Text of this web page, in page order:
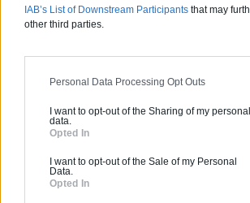
IAB’s List of Downstream Participants that may
other third parties.
Personal Data Processing Opt Outs
I want to opt-out of the Sharing of my personal
data.
Opted In
I want to opt-out of the Sale of my Personal
Data.
Opted In
Pas d'avis pour ce pro.
0800 20 03 20
Labels et certifications :